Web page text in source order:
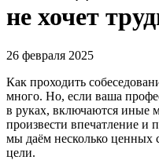
не хочет
26 февраля 2025
Как проходить
много. Но, если ваша
в руках, включаются иные
произвести впечатление и
мы даём несколько ценных
цели.